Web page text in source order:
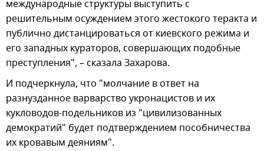
международные структуры выступить с
решительным осуждением этого жестокого теракта и
публично дистанцироваться от киевского режима и
его западных кураторов, совершающих подобные
преступления", – сказала Захарова.
И подчеркнула, что "молчание в ответ на
разнузданное варварство укронацистов и их
кукловодов-подельников из "цивилизованных
демократий" будет подтверждением пособничества
их кровавым деяниям".